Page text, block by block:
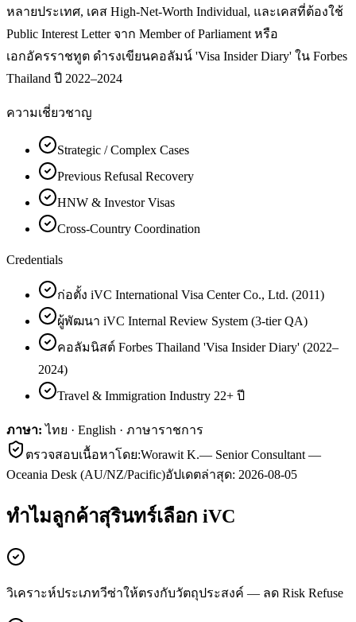
หลายประเทศ, เคส High-Net-Worth Individual, และเคสที่ต้องใช้
Public Interest Letter จาก Member of Parliament หรือ
เอกอัครราชทูต ดำรงเขียนคอลัมน์ 'Visa Insider Diary' ใน Forbes
Thailand ปี 2022–2024
ความเชี่ยวชาญ
Strategic / Complex Cases
Previous Refusal Recovery
HNW & Investor Visas
Cross-Country Coordination
Credentials
ก่อตั้ง iVC International Visa Center Co., Ltd. (2011)
ผู้พัฒนา iVC Internal Review System (3-tier QA)
คอลัมนิสต์ Forbes Thailand 'Visa Insider Diary' (2022–
2024)
Travel & Immigration Industry 22+ ปี
ภาษา: ไทย · English · ภาษาราชการ
ตรวจสอบเนื้อหาโดย:Worawit K.— Senior Consultant —
Oceania Desk (AU/NZ/Pacific)อัปเดตล่าสุด: 2026-08-05
ทำไมลูกค้าสุรินทร์เลือก iVC
วิเคราะห์ประเภทวีซ่าให้ตรงกับวัตถุประสงค์ — ลด Risk Refuse